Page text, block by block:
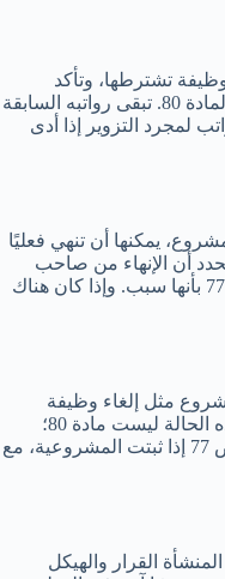
تشترطها، وتأكد
التزوير رسميًا وحقق معه. هنا قد تنطبق المادة 80. تبقى رواتبه السابقة
لمجرد التزوير إذا أدى
يمكنها أن تنهي فعليًا
أن الإنهاء من صاحب
العمل وتاريخه والحقوق، ولا يصف المادة 77 بأنها سبب. وإذا كان هناك
مثل إلغاء وظيفة
حقيقي أو ضعف أداء موثق، مع إشعار. هذه الحالة ليست مادة 80؛
يستحق العامل المكافأة ولا يستحق تعويض 77 إذا ثبتت المشروعية، مع
المنشأة القرار والهيكل